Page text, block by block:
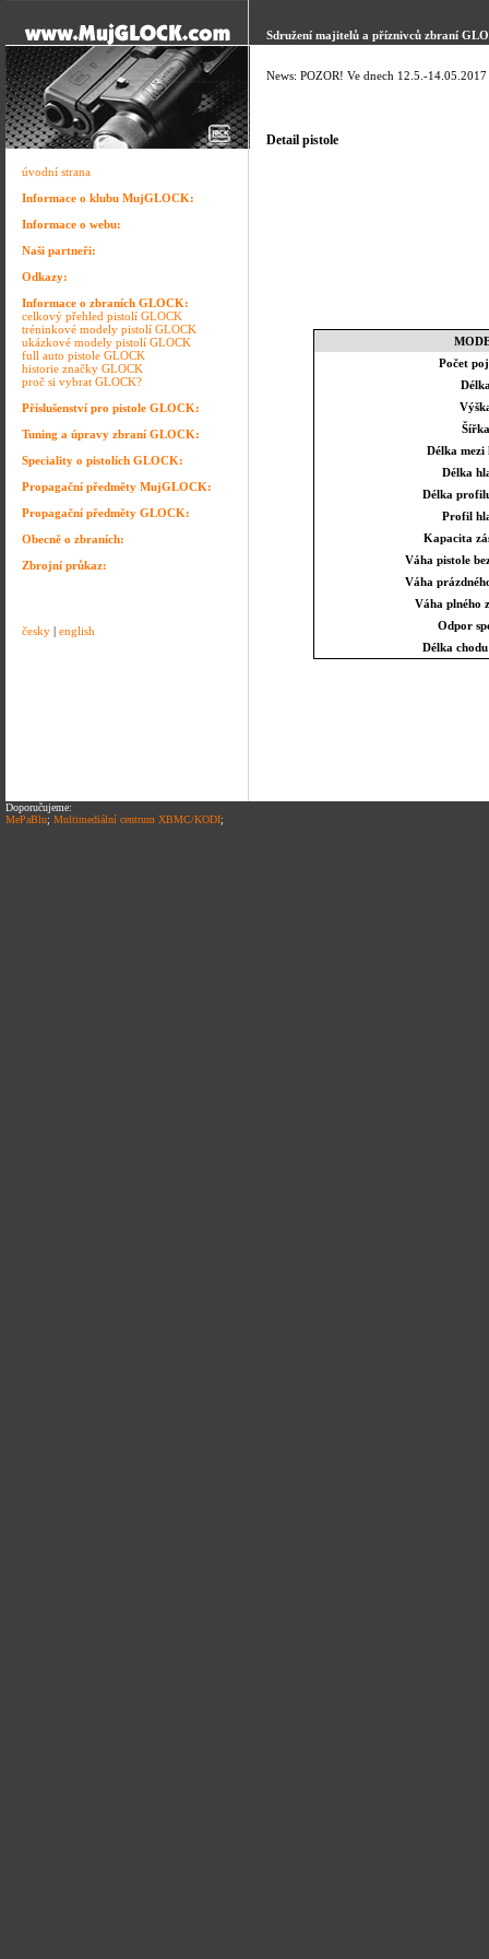
Sdružení majitelů a příznivců zbraní
News: POZOR! Ve dnech 12.5.-
Detail pistole
úvodní strana
Informace o klubu MujGLOCK:
Informace o webu:
Naši partneři:
Odkazy:
Informace o zbraních GLOCK:
celkový přehled pistolí GLOCK
tréninkové modely pistolí GLOCK
ukázkové modely pistolí GLOCK
full auto pistole GLOCK
historie značky GLOCK
proč si vybrat GLOCK?
Příslušenství pro pistole GLOCK:
Tuning a úpravy zbraní GLOCK:
Speciality o pistolích GLOCK:
Propagační předměty MujGLOCK:
Propagační předměty GLOCK:
Obecně o zbraních:
Zbrojní průkaz:
česky | english
Počet
Šířka
Délka mezi
Délka
Délka
Profil
Kapacita
Váha pistole
Váha
Váha plného
Odpor
Délka chodu
Doporučujeme:
MePaBlu; Multimediální centrum XBMC/KODI;